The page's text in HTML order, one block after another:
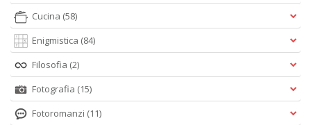
Cucina (58)
Enigmistica (84)
Filosofia (2)
Fotografia (15)
Fotoromanzi (11)